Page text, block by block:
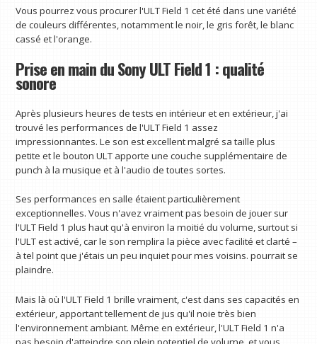
Vous pourrez vous procurer l'ULT Field 1 cet été dans une variété
de couleurs différentes, notamment le noir, le gris forêt, le blanc
cassé et l'orange.
Prise en main du Sony ULT Field 1 : qualité
sonore
Après plusieurs heures de tests en intérieur et en extérieur, j'ai
trouvé les performances de l'ULT Field 1 assez
impressionnantes. Le son est excellent malgré sa taille plus
petite et le bouton ULT apporte une couche supplémentaire de
punch à la musique et à l'audio de toutes sortes.
Ses performances en salle étaient particulièrement
exceptionnelles. Vous n'avez vraiment pas besoin de jouer sur
l'ULT Field 1 plus haut qu'à environ la moitié du volume, surtout si
l'ULT est activé, car le son remplira la pièce avec facilité et clarté –
à tel point que j'étais un peu inquiet pour mes voisins. pourrait se
plaindre.
Mais là où l'ULT Field 1 brille vraiment, c'est dans ses capacités en
extérieur, apportant tellement de jus qu'il noie très bien
l'environnement ambiant. Même en extérieur, l'ULT Field 1 n'a